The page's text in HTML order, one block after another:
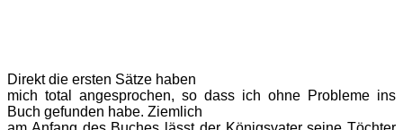
Direkt die ersten Sätze haben
mich total angesprochen, so dass ich ohne Probleme ins
Buch gefunden habe. Ziemlich